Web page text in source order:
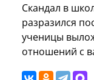
Скандал в
разразился
ученицы
отношений с